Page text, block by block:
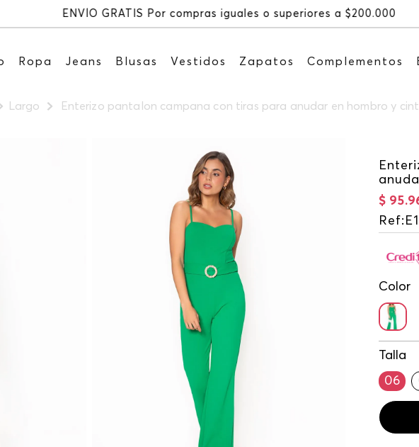
Ropa Jeans Blusas Vestidos Zapatos Complementos
Largo Enterizo pantalon campana con tiras para anudar en hombro y
$ 95.
Ref:
Color
Talla
06